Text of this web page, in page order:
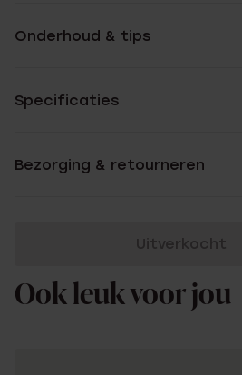
Onderhoud & tips
Specificaties
Bezorging & retourneren
Uitverkocht
Ook leuk voor jou